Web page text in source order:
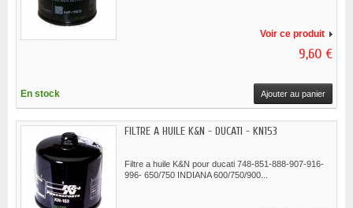
Voir ce produit
9,60 €
En stock Ajouter au panier
FILTRE A HUILE K&N - DUCATI - KN153
Filtre a huile K&N pour ducati 748-851-888-907-916-
996- 650/750 INDIANA 600/750/900...